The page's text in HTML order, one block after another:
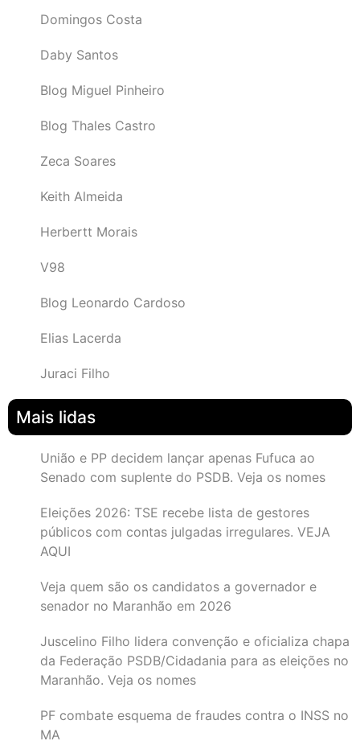
Domingos Costa
Daby Santos
Blog Miguel Pinheiro
Blog Thales Castro
Zeca Soares
Keith Almeida
Herbertt Morais
V98
Blog Leonardo Cardoso
Elias Lacerda
Juraci Filho
Mais lidas
União e PP decidem lançar apenas Fufuca ao
Senado com suplente do PSDB. Veja os nomes
Eleições 2026: TSE recebe lista de gestores
públicos com contas julgadas irregulares. VEJA
AQUI
Veja quem são os candidatos a governador e
senador no Maranhão em 2026
Juscelino Filho lidera convenção e oficializa chapa
da Federação PSDB/Cidadania para as eleições no
Maranhão. Veja os nomes
PF combate esquema de fraudes contra o INSS no
MA